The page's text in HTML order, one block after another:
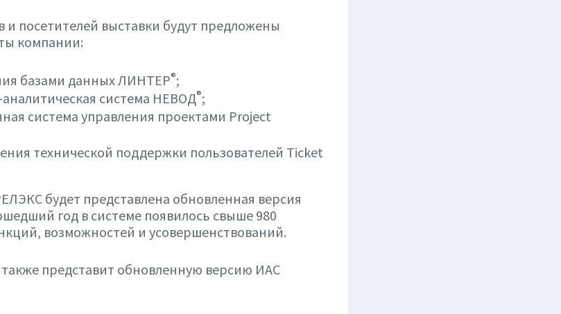
посетителей выставки будут предложены
компании:
базами данных ЛИНТЕР®;
система НЕВОД®;
система управления проектами Project
технической поддержки пользователей Ticket
будет представлена обновленная версия
год в системе появилось свыше 980
возможностей и усовершенствований.
представит обновленную версию ИАС